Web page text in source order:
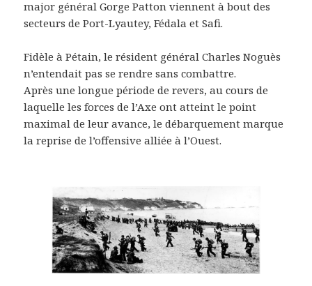
major général Gorge Patton viennent à bout des
secteurs de Port-Lyautey, Fédala et Safi.
Fidèle à Pétain, le résident général Charles Noguès
n’entendait pas se rendre sans combattre.
Après une longue période de revers, au cours de
laquelle les forces de l’Axe ont atteint le point
maximal de leur avance, le débarquement marque
la reprise de l’offensive alliée à l’Ouest.